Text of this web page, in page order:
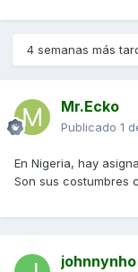
4 semanas más
Mr.Ecko
Publicado 1
En Nigeria, hay
Son sus costumbres
johnnynho